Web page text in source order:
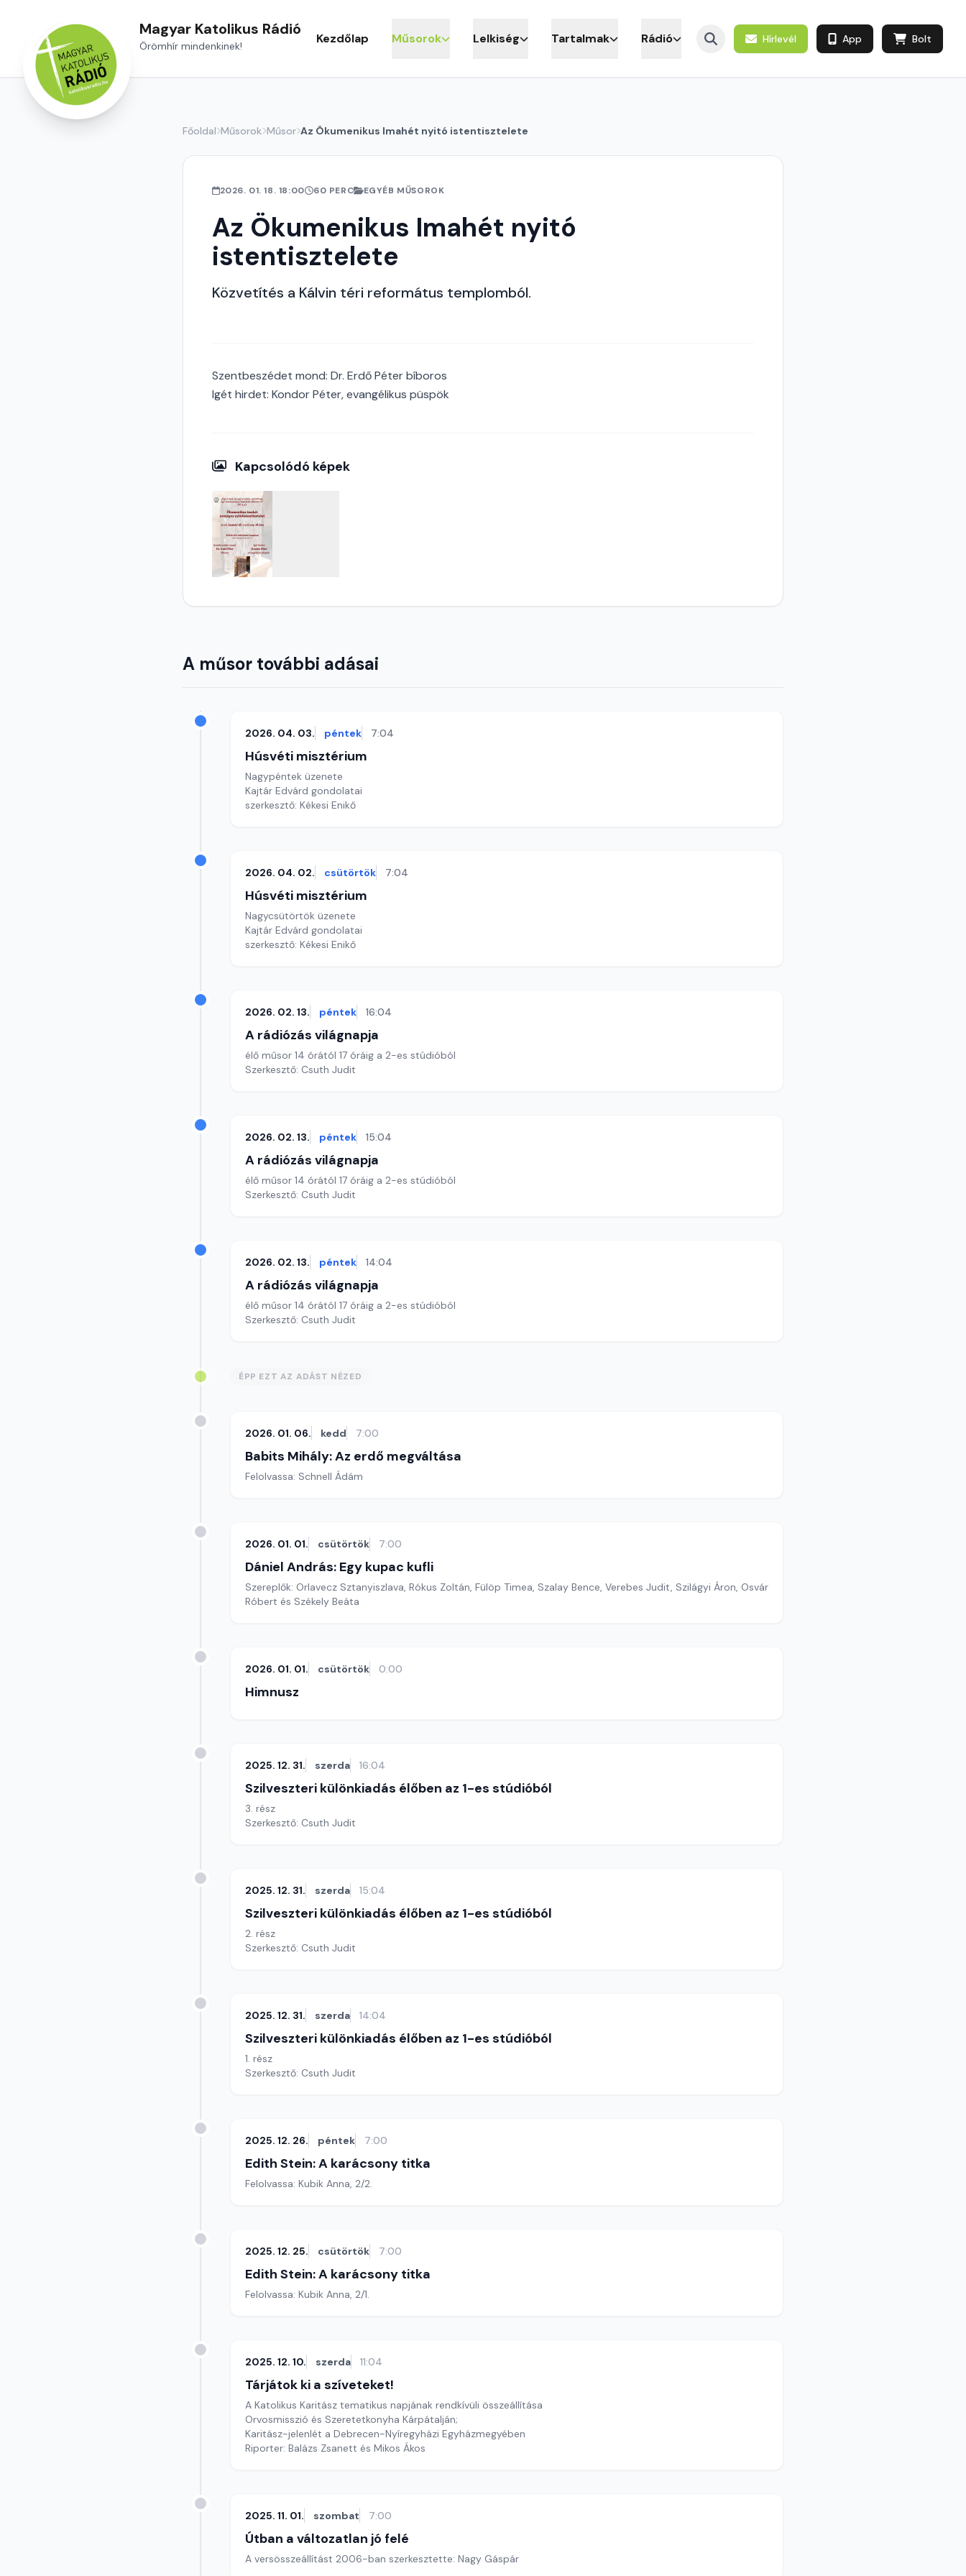
Magyar Katolikus Rádió
Örömhír mindenkinek! Kezdőlap Műsorok Lelkiség Tartalmak Rádió Hírlevél App Bolt
Főoldal Műsorok Műsor Az Ökumenikus Imahét nyitó istentisztelete
2026. 01. 18. 18:00 60 PERC EGYÉB MŰSOROK
Az Ökumenikus Imahét nyitó
istentisztelete
Közvetítés a Kálvin téri református templomból.
Szentbeszédet mond: Dr. Erdő Péter bíboros
Igét hirdet: Kondor Péter, evangélikus püspök
Kapcsolódó képek
A műsor további adásai
2026. 04. 03. péntek 7:04
Húsvéti misztérium
Nagypéntek üzenete
Kajtár Edvárd gondolatai
szerkesztő: Kékesi Enikő
2026. 04. 02. csütörtök 7:04
Húsvéti misztérium
Nagycsütörtök üzenete
Kajtár Edvárd gondolatai
szerkesztő: Kékesi Enikő
2026. 02. 13. péntek 16:04
A rádiózás világnapja
élő műsor 14 órától 17 óráig a 2-es stúdióból
Szerkesztő: Csuth Judit
2026. 02. 13. péntek 15:04
A rádiózás világnapja
élő műsor 14 órától 17 óráig a 2-es stúdióból
Szerkesztő: Csuth Judit
2026. 02. 13. péntek 14:04
A rádiózás világnapja
élő műsor 14 órától 17 óráig a 2-es stúdióból
Szerkesztő: Csuth Judit
ÉPP EZT AZ ADÁST NÉZED
2026. 01. 06. kedd 7:00
Babits Mihály: Az erdő megváltása
Felolvassa: Schnell Ádám
2026. 01. 01. csütörtök 7:00
Dániel András: Egy kupac kufli
Szereplők: Orlavecz Sztanyiszlava, Rókus Zoltán, Fülöp Timea, Szalay Bence, Verebes Judit, Szilágyi Áron, Osvár
Róbert és Székely Beáta
2026. 01. 01. csütörtök 0:00
Himnusz
2025. 12. 31. szerda 16:04
Szilveszteri különkiadás élőben az 1-es stúdióból
3. rész
Szerkesztő: Csuth Judit
2025. 12. 31. szerda 15:04
Szilveszteri különkiadás élőben az 1-es stúdióból
2. rész
Szerkesztő: Csuth Judit
2025. 12. 31. szerda 14:04
Szilveszteri különkiadás élőben az 1-es stúdióból
1. rész
Szerkesztő: Csuth Judit
2025. 12. 26. péntek 7:00
Edith Stein: A karácsony titka
Felolvassa: Kubik Anna, 2/2.
2025. 12. 25. csütörtök 7:00
Edith Stein: A karácsony titka
Felolvassa: Kubik Anna, 2/1.
2025. 12. 10. szerda 11:04
Tárjátok ki a szíveteket!
A Katolikus Karitász tematikus napjának rendkívüli összeállítása
Orvosmisszió és Szeretetkonyha Kárpátalján;
Karitász-jelenlét a Debrecen-Nyíregyházi Egyházmegyében
Riporter: Balázs Zsanett és Mikos Ákos
2025. 11. 01. szombat 7:00
Útban a változatlan jó felé
A versösszeállítást 2006-ban szerkesztette: Nagy Gáspár